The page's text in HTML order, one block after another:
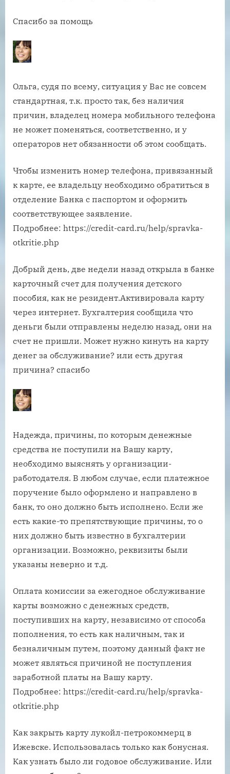
Спасибо за помощь
Ольга, судя по всему, ситуация у Вас не совсем
стандартная, т.к. просто так, без наличия
причин, владелец номера мобильного телефона
не может поменяться, соответственно, и у
операторов нет обязанности об этом сообщать.
Чтобы изменить номер телефона, привязанный
к карте, ее владельцу необходимо обратиться в
отделение Банка с паспортом и оформить
соответствующее заявление.
Подробнее: https://credit-card.ru/help/spravka-
otkritie.php
Добрый день, две недели назад открыла в банке
карточный счет для получения детского
пособия, как не резидент.Активировала карту
через интернет. Бухгалтерия сообщила что
деньги были отправлены неделю назад, они на
счет не пришли. Может нужно кинуть на карту
денег за обслуживание? или есть другая
причина? спасибо
Надежда, причины, по которым денежные
средства не поступили на Вашу карту,
необходимо выяснять у организации-
работодателя. В любом случае, если платежное
поручение было оформлено и направлено в
банк, то оно должно быть исполнено. Если же
есть какие-то препятствующие причины, то о
них должно быть известно в бухгалтерии
организации. Возможно, реквизиты были
указаны неверно и т.д.
Оплата комиссии за ежегодное обслуживание
карты возможно с денежных средств,
поступивших на карту, независимо от способа
пополнения, то есть как наличным, так и
безналичным путем, поэтому данный факт не
может являться причиной не поступления
заработной платы на Вашу карту.
Подробнее: https://credit-card.ru/help/spravka-
otkritie.php
Как закрыть карту лукойл-петрокоммерц в
Ижевске. Использовалась только как бонусная.
Как узнать было ли годовое обслуживание. Или